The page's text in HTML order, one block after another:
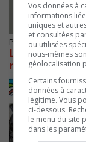
Publié le 22 janvier
La députée
refaire des
Vos données à
informations
uniques et
et consultées
ou utilisées
nous-mêmes
géolocalisation
Certains
données à
légitime. Vous
ci-dessous.
le menu du site
dans les